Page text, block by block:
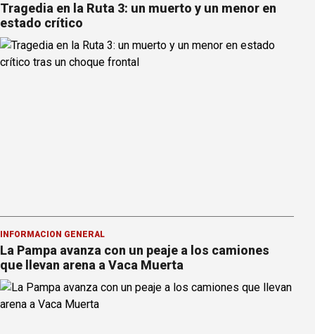
Tragedia en la Ruta 3: un muerto y un menor en
estado crítico
INFORMACION GENERAL
La Pampa avanza con un peaje a los camiones
que llevan arena a Vaca Muerta